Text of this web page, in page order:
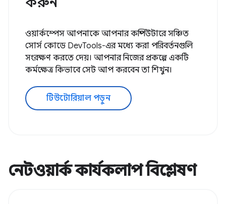
ওয়ার্কস্পেস আপনাকে আপনার কম্পিউটারে সঞ্চিত
সোর্স কোডে DevTools-এর মধ্যে করা পরিবর্তনগুলি
সংরক্ষণ করতে দেয়। আপনার নিজের প্রকল্পে একটি
কর্মক্ষেত্র কিভাবে সেট আপ করবেন তা শিখুন।
টিউটোরিয়াল পড়ুন
নেটওয়ার্ক কার্যকলাপ বিশ্লেষণ